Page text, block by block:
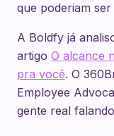
que poderiam
A Boldfy já
artigo O alcance
pra você. O
Employee
gente real